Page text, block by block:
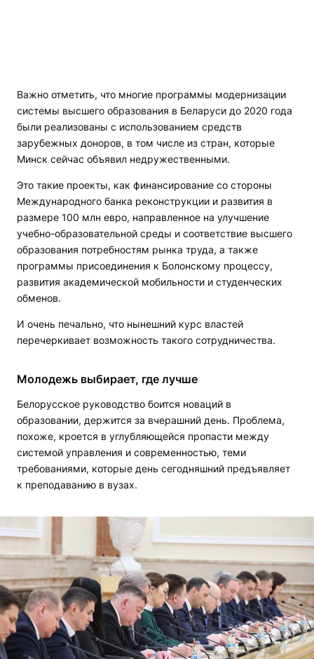
Важно отметить, что многие программы модернизации
системы высшего образования в Беларуси до 2020 года
были реализованы с использованием средств
зарубежных доноров, в том числе из стран, которые
Минск сейчас объявил недружественными.
Это такие проекты, как финансирование со стороны
Международного банка реконструкции и развития в
размере 100 млн евро, направленное на улучшение
учебно-образовательной среды и соответствие высшего
образования потребностям рынка труда, а также
программы присоединения к Болонскому процессу,
развития академической мобильности и студенческих
обменов.
И очень печально, что нынешний курс властей
перечеркивает возможность такого сотрудничества.
Молодежь выбирает, где лучше
Белорусское руководство боится новаций в
образовании, держится за вчерашний день. Проблема,
похоже, кроется в углубляющейся пропасти между
системой управления и современностью, теми
требованиями, которые день сегодняшний предъявляет
к преподаванию в вузах.